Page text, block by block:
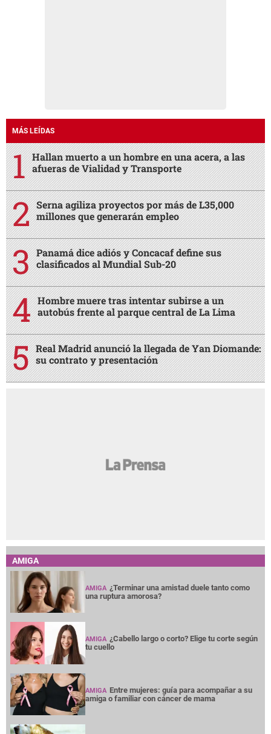
MÁS LEÍDAS
Hallan muerto a un hombre en una acera, a las
afueras de Vialidad y Transporte
Serna agiliza proyectos por más de L35,000
millones que generarán empleo
Panamá dice adiós y Concacaf define sus
clasificados al Mundial Sub-20
Hombre muere tras intentar subirse a un
autobús frente al parque central de La Lima
Real Madrid anunció la llegada de Yan Diomande:
su contrato y presentación
AMIGA
AMIGA ¿Terminar una amistad duele tanto como
una ruptura amorosa?
AMIGA ¿Cabello largo o corto? Elige tu corte según
tu cuello
AMIGA Entre mujeres: guía para acompañar a su
amiga o familiar con cáncer de mama